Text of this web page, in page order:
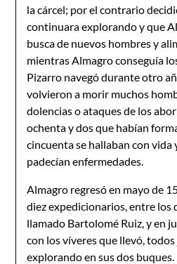
la cárcel; por el contrario
continuara explorando y que
busca de nuevos hombres y
mientras Almagro conseguía
Pizarro navegó durante otro
volvieron a morir muchos
dolencias o ataques de los
ochenta y dos que habían
cincuenta se hallaban con vida
padecían enfermedades.
Almagro regresó en mayo de
diez expedicionarios, entre los
llamado Bartolomé Ruiz, y en
con los víveres que llevó,
explorando en sus dos